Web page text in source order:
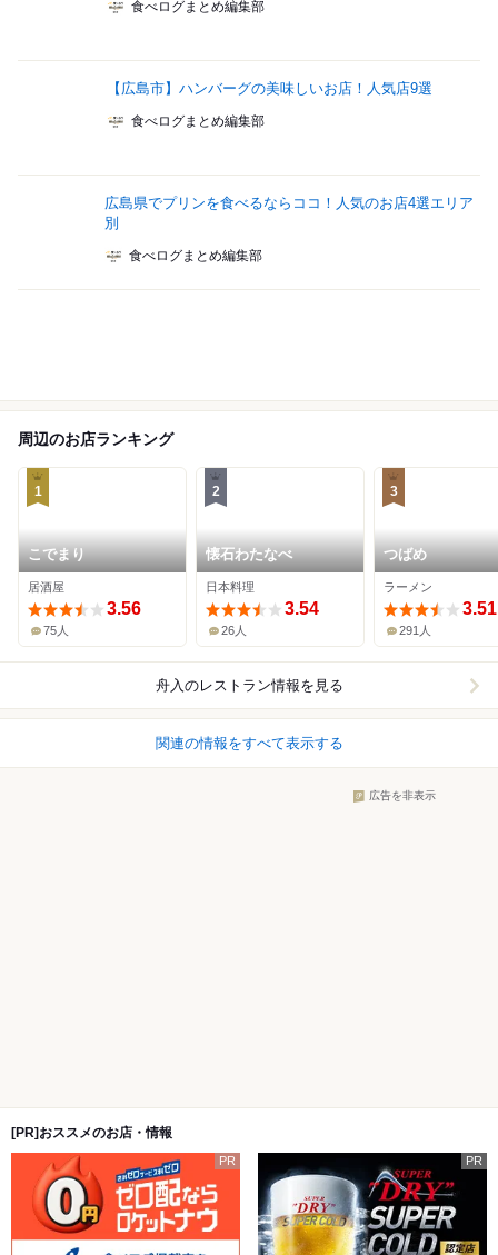
食べログまとめ編集部
【広島市】ハンバーグの美味しいお店！人気店9選
食べログまとめ編集部
広島県でプリンを食べるならココ！人気のお店4選エリア
別
食べログまとめ編集部
周辺のお店ランキング
1
こでまり
居酒屋
3.56
75人
2
懐石わたなべ
日本料理
3.54
26人
3
つばめ
ラーメン
3.51
291人
舟入のレストラン情報を見る
関連の情報をすべて表示する
広告を非表示
[PR]おススメのお店・情報
PR PR